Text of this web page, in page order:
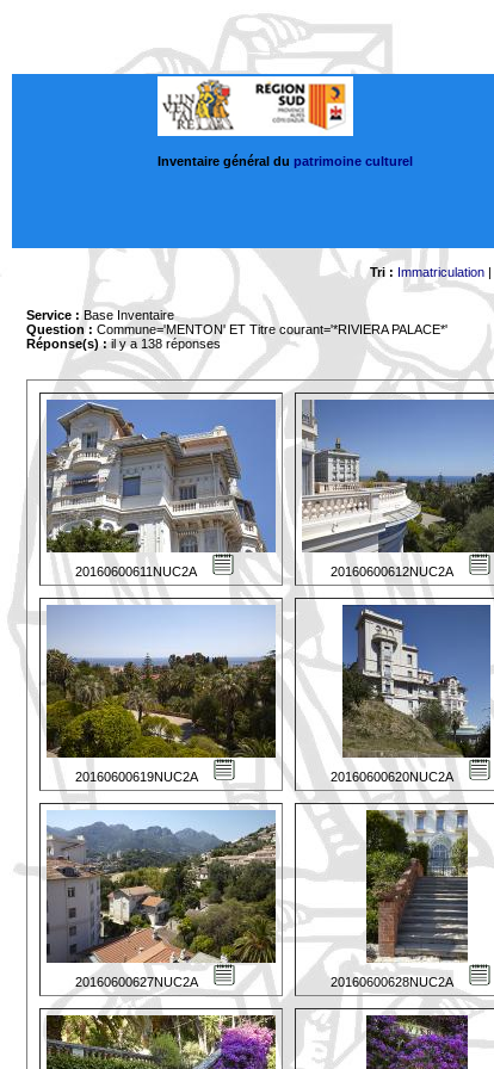
Inventaire général du patrimoine culturel
Tri : Immatriculation|
Service : Base Inventaire
Question : Commune='MENTON' ET Titre courant='*RIVIERA PALACE*'
Réponse(s) :il y a 138 réponses
20160600611NUC2A 20160600612NUC2A
20160600619NUC2A 20160600620NUC2A
20160600627NUC2A 20160600628NUC2A